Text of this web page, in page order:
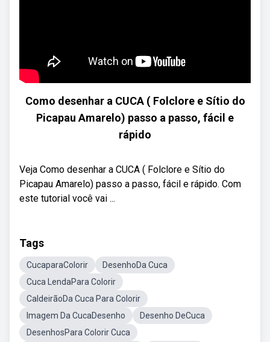
Como desenhar a CUCA ( Folclore e Sítio do
Picapau Amarelo) passo a passo, fácil e
rápido
Veja Como desenhar a CUCA ( Folclore e Sítio do
Picapau Amarelo) passo a passo, fácil e rápido. Com
este tutorial você vai ...
Tags
CucaparaColorir
DesenhoDa Cuca
Cuca LendaPara Colorir
CaldeirãoDa Cuca Para Colorir
Imagem Da CucaDesenho
Desenho DeCuca
DesenhosPara Colorir Cuca